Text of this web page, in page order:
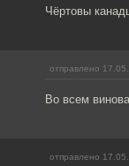
Чёртовы
отправлено
Во всем
отправлено